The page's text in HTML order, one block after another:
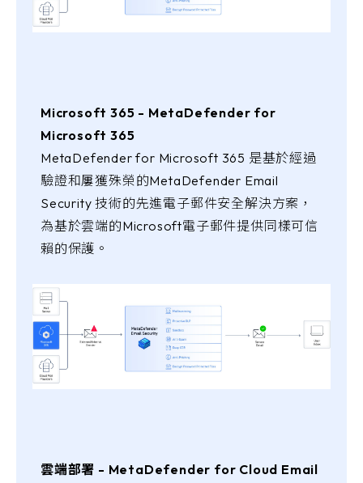
Microsoft 365 - MetaDefender for
Microsoft 365
MetaDefender for Microsoft 365 是基於經過
驗證和屢獲殊榮的MetaDefender Email
Security 技術的先進電子郵件安全解決方案，
為基於雲端的Microsoft電子郵件提供同樣可信
賴的保護。
雲端部署 - MetaDefender for Cloud Email